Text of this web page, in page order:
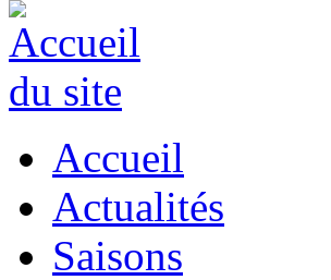
Accueil
Actualités
Saisons